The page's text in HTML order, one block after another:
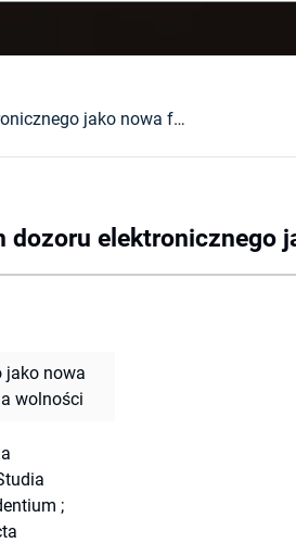
System dozoru elektronicznego jako nowa forma wykonywania kary pozbawienia wolności
dozoru elektronicznego
jako nowa
wolności
;